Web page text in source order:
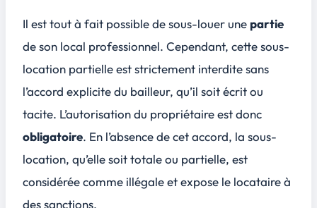
Il est tout à fait possible de sous-louer une partie
de son local professionnel. Cependant, cette sous-
location partielle eststrictement interditesans
l’accord explicite du bailleur, qu’il soit écrit ou
tacite. L’autorisation du propriétaire est donc
obligatoire. En l’absence de cet accord, la sous-
location, qu’elle soit totale ou partielle, est
considérée comme illégale et expose le locataire à
dessanctions.